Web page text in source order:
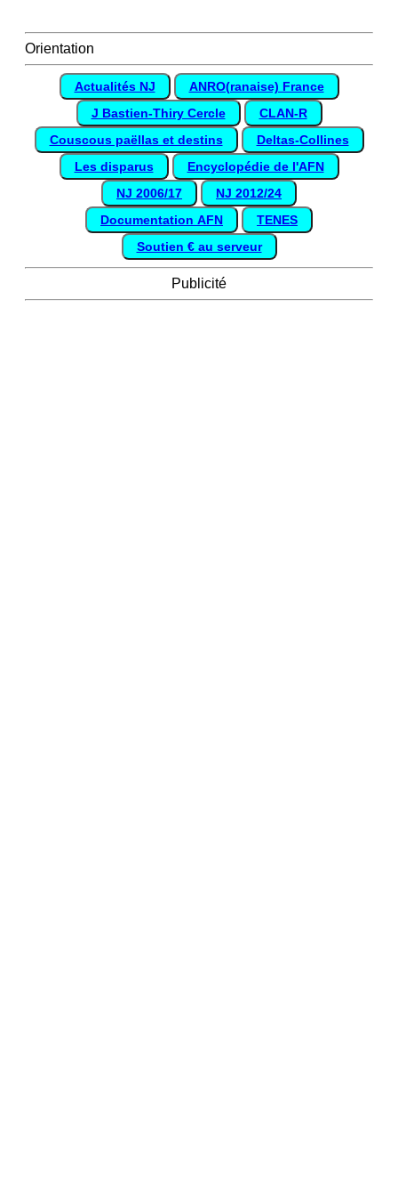
Orientation
Actualités NJ
ANRO(ranaise) France
J Bastien-Thiry Cercle
CLAN-R
Couscous paëllas et destins
Deltas-Collines
Les disparus
Encyclopédie de l'AFN
NJ 2006/17
NJ 2012/24
Documentation AFN
TENES
Soutien € au serveur
Publicité